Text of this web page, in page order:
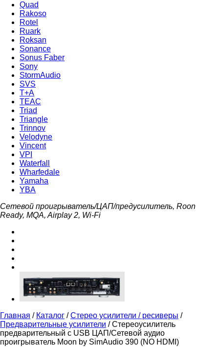
Quad
Rakoso
Rotel
Ruark
Roksan
Sonance
Sonus Faber
Sony
StormAudio
SVS
T+A
TEAC
Triad
Triangle
Trinnov
Velodyne
Vincent
VPI
Waterfall
Wharfedale
Yamaha
YBA
Сетевой проигрыватель/ЦАП/предусилитель, Roon
Ready, MQA, Airplay 2, Wi-Fi
Главная / Каталог /Стерео усилители / ресиверы /
Предварительные усилители /Стереоусилитель
предварительный с USB ЦАП/Сетевой аудио
проигрыватель Moon by SimAudio 390 (NO HDMI)